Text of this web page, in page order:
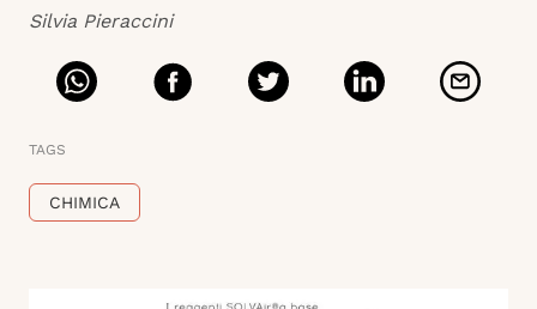
Silvia Pieraccini
TAGS
CHIMICA